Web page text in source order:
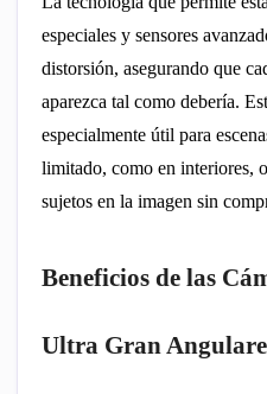
especiales y sensores
distorsión, asegurando que
aparezca tal como debería.
especialmente útil para
limitado, como en interiores,
sujetos en la imagen sin
Beneficios de las
Ultra Gran